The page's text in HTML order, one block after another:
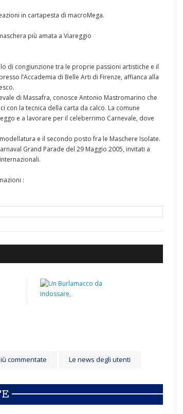
in cartapesta di macroMega.
più amata a Viareggio
di congiunzione tra le proprie passioni artistiche e il
l’Accademia di Belle Arti di Firenze, affianca alla
di Massafra, conosce Antonio Mastromarino che
con la tecnica della carta da calco. La comune
e a lavorare per il celeberrimo Carnevale, dove
e il secondo posto fra le Maschere Isolate.
Grand Parade del 29 Maggio 2005, invitati a
:
commentate Le news degli utenti